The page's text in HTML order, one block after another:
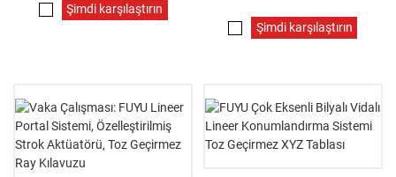
Şimdi karşılaştırın
Şimdi karşılaştırın